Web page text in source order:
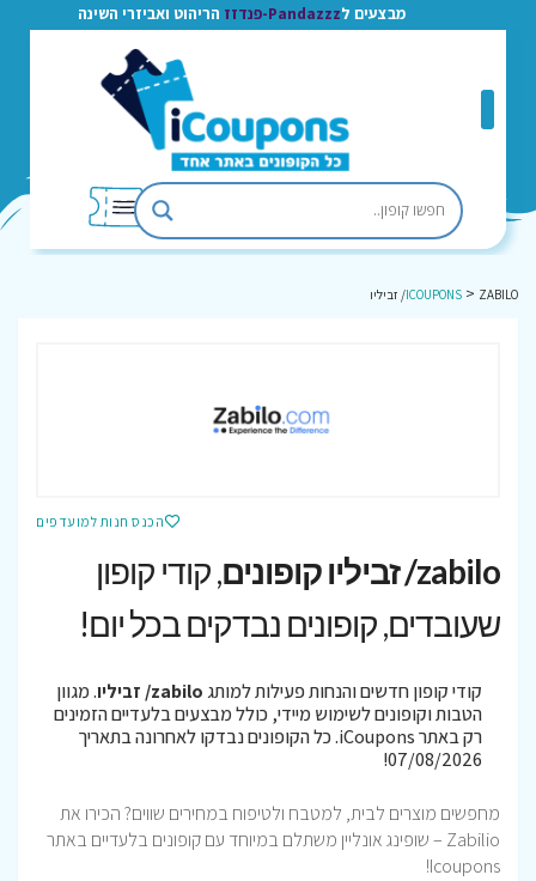
מבצעים ל Pandazzz-פנדזז הריהוט ואביזרי השינה
ICOUPONS > ZABILO/ זביליו
הכנס חנות למועדפים
zabilo/ זביליו קופונים
, קודי קופון
שעובדים, קופונים נבדקים בכל יום!
קודי קופון חדשים והנחות פעילות למותגzabilo/ זביליו
. מגוון
הטבות וקופונים לשימוש מיידי, כולל מבצעים בלעדיים הזמינים
רק באתר iCoupons. כל הקופונים נבדקו לאחרונה בתאריך
07/08/2026!
מחפשים מוצרים לבית, למטבח ולטיפוח במחירים שווים? הכירו את
Zabilio – שופינג אונליין משתלם במיוחד עם קופונים בלעדיים באתר
Icoupons!